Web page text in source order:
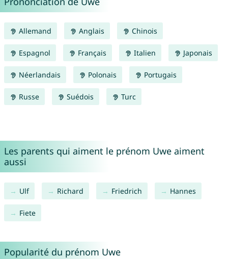
Allemand Anglais Chinois
Espagnol Français Italien Japonais
Néerlandais Polonais Portugais
Russe Suédois Turc
Les parents qui aiment le prénom Uwe aiment
aussi
Ulf Richard Friedrich Hannes
Fiete
Popularité du prénom Uwe